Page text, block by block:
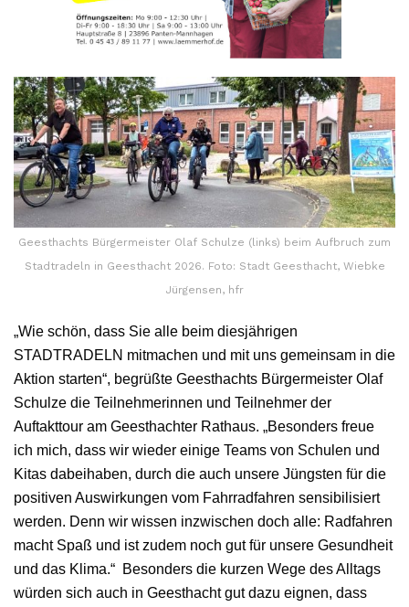
Geesthachts Bürgermeister Olaf Schulze (links) beim Aufbruch zum
Stadtradeln in Geesthacht 2026. Foto: Stadt Geesthacht, Wiebke
Jürgensen, hfr
„Wie schön, dass Sie alle beim diesjährigen
STADTRADELN mitmachen und mit uns gemeinsam in die
Aktion starten“, begrüßte Geesthachts Bürgermeister Olaf
Schulze die Teilnehmerinnen und Teilnehmer der
Auftakttour am Geesthachter Rathaus. „Besonders freue
ich mich, dass wir wieder einige Teams von Schulen und
Kitas dabeihaben, durch die auch unsere Jüngsten für die
positiven Auswirkungen vom Fahrradfahren sensibilisiert
werden. Denn wir wissen inzwischen doch alle: Radfahren
macht Spaß und ist zudem noch gut für unsere Gesundheit
und das Klima.“ Besonders die kurzen Wege des Alltags
würden sich auch in Geesthacht gut dazu eignen, dass